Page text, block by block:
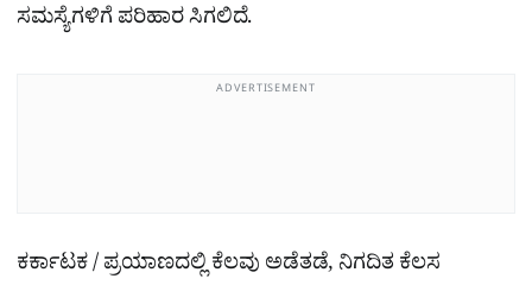
ಸಮಸ್ಯೆಗಳಿಗೆ ಪರಿಹಾರ ಸಿಗಲಿದೆ.
ADVERTISEMENT
ಕರ್ಕಾಟಕ / ಪ್ರಯಾಣದಲ್ಲಿ ಕೆಲವು ಅಡೆತಡೆ, ನಿಗದಿತ ಕೆಲಸ